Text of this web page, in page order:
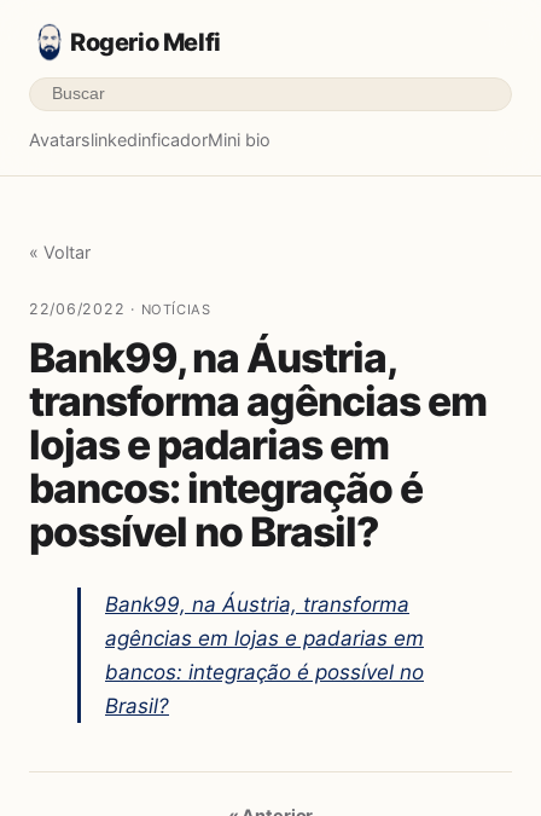
Rogerio Melfi
AvatarslinkedinficadorMini bio
« Voltar
22/06/2022 · NOTÍCIAS
Bank99, na Áustria,
transforma agências em
lojas e padarias em
bancos: integração é
possível no Brasil?
Bank99, na Áustria, transforma
agências em lojas e padarias em
bancos: integração é possível no
Brasil?